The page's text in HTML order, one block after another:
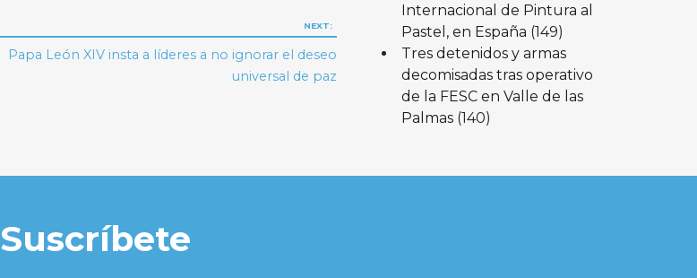
NEXT:
Papa León XIV insta a líderes a no ignorar el deseo
universal de paz
Internacional de Pintura al
Pastel, en España (149)
Tres detenidos y armas
decomisadas tras operativo
de la FESC en Valle de las
Palmas (140)
Suscríbete